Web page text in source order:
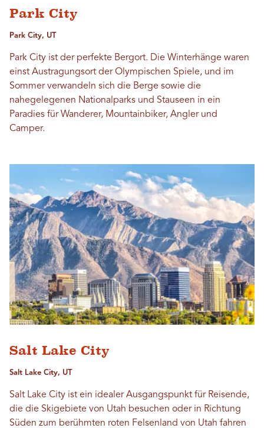
Park City
Park City, UT
Park City ist der perfekte Bergort. Die Winterhänge waren
einst Austragungsort der Olympischen Spiele, und im
Sommer verwandeln sich die Berge sowie die
nahegelegenen Nationalparks und Stauseen in ein
Paradies für Wanderer, Mountainbiker, Angler und
Camper.
Salt Lake City
Salt Lake City, UT
Salt Lake City ist ein idealer Ausgangspunkt für Reisende,
die die Skigebiete von Utah besuchen oder in Richtung
Süden zum berühmten roten Felsenland von Utah fahren